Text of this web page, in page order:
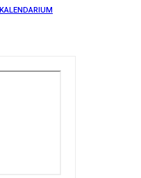
KALENDARIUM